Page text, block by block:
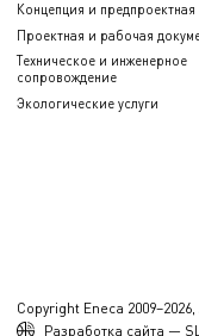
Концепция и предпроектная
Проектная и рабочая
Техническое и инженерное
сопровождение
Экологические услуги
Copyright Eneca
Разработка сайта —